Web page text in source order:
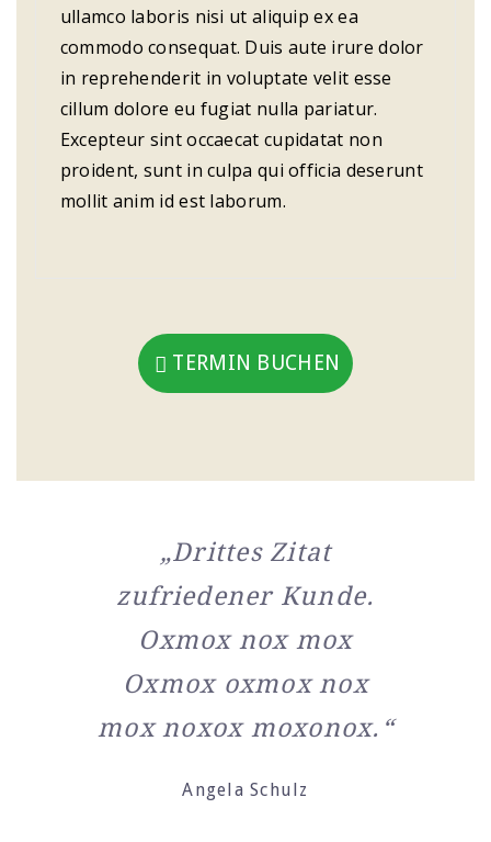
ullamco laboris nisi ut aliquip ex ea
commodo consequat. Duis aute irure dolor
in reprehenderit in voluptate velit esse
cillum dolore eu fugiat nulla pariatur.
Excepteur sint occaecat cupidatat non
proident, sunt in culpa qui officia deserunt
mollit anim id est laborum.
TERMIN BUCHEN
„Drittes Zitat
zufriedener Kunde.
Oxmox nox mox
Oxmox oxmox nox
mox noxox moxonox.“
Angela Schulz